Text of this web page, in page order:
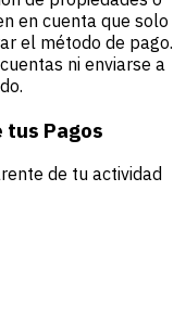
en cuenta que solo
el método de pago.
ni enviarse a
tus Pagos
de tu actividad